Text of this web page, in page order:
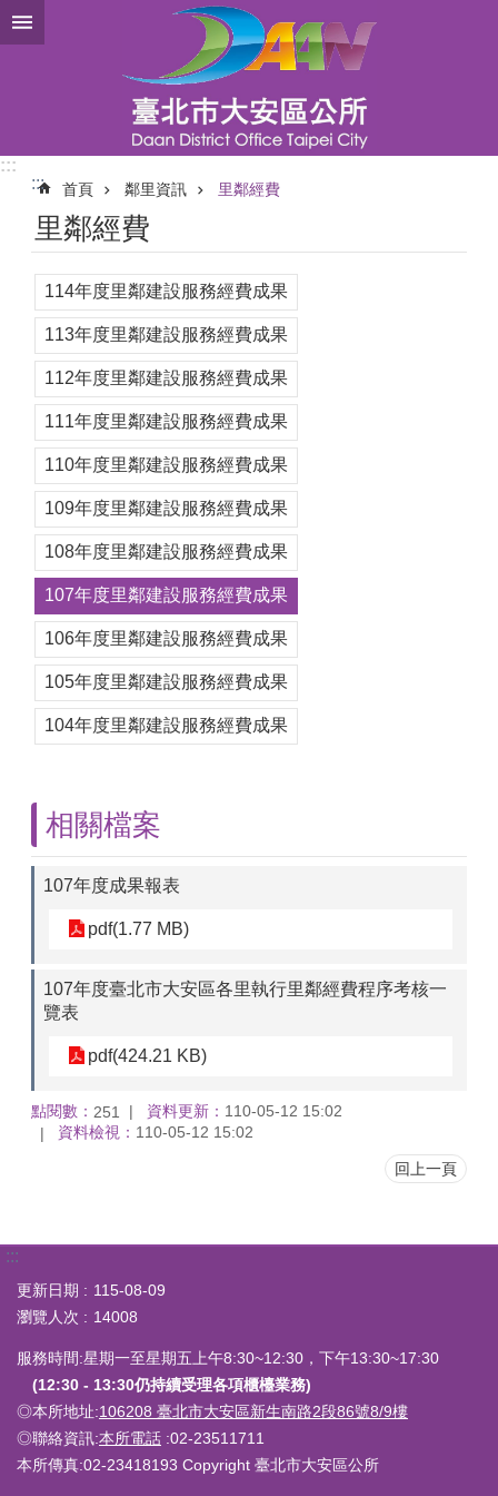
跳到主要內容區塊
:::
:::
首頁 鄰里資訊 里鄰經費
里鄰經費
114年度里鄰建設服務經費成果
113年度里鄰建設服務經費成果
112年度里鄰建設服務經費成果
111年度里鄰建設服務經費成果
110年度里鄰建設服務經費成果
109年度里鄰建設服務經費成果
108年度里鄰建設服務經費成果
107年度里鄰建設服務經費成果
106年度里鄰建設服務經費成果
105年度里鄰建設服務經費成果
104年度里鄰建設服務經費成果
相關檔案
107年度成果報表
pdf(1.77 MB)
107年度臺北市大安區各里執行里鄰經費程序考核一
覽表
pdf(424.21 KB)
點閱數： 251 資料更新： 110-05-12 15:02
資料檢視： 110-05-12 15:02
回上一頁
:::
更新日期
115-08-09
瀏覽人次
14008
服務時間:星期一至星期五上午8:30~12:30，下午13:30~17:30
(12:30 - 13:30仍持續受理各項櫃檯業務)
◎本所地址:106208 臺北市大安區新生南路2段86號8/9樓
◎聯絡資訊:本所電話 :02-23511711
本所傳真:02-23418193 Copyright 臺北市大安區公所